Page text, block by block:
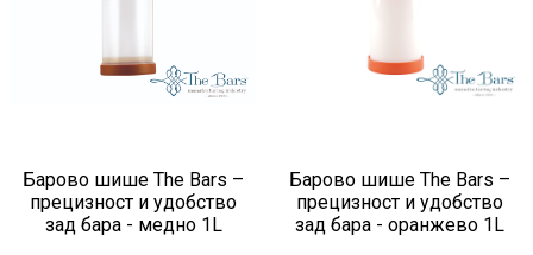
Барово шише The Bars –
прецизност и удобство
зад бара - медно 1L
Барово шише The Bars –
прецизност и удобство
зад бара - оранжево 1L